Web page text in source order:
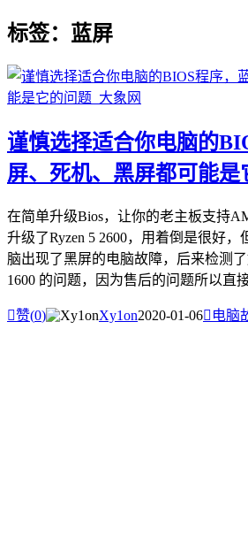
标签：蓝屏
谨慎选择适合你电脑的
屏、死机、黑屏都可能是
在简单升级Bios，让你的老主板支持
升级了Ryzen 5 2600，用着倒是很好
脑出现了黑屏的电脑故障，后来检测
1600 的问题，因为售后的问题所以直
赞(0) Xy1on2020-01-06 电脑